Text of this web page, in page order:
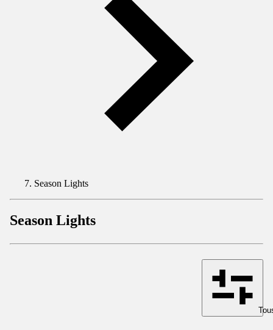
Season Lights
Season Lights